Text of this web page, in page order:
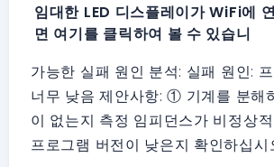
임대한 LED 디스플레이가 WiFi에
면 여기를 클릭하여 볼 수 있습니
가능한 실패 원인 분석: 실패 원인:
너무 낮음 제안사항: ① 기계를 분해
이 없는지 측정 임피던스가 비정상
프로그램 버전이 낮은지 확인하십시